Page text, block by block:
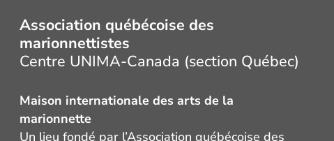
Association québécoise des
marionnettistes
Centre UNIMA-Canada (section Québec)
Maison internationale des arts de la
marionnette
Un lieu fondé par l’Association québécoise des